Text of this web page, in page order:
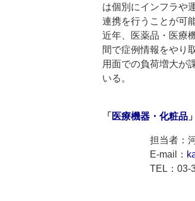
は個別にインフラや
連携を行うことが可
近年、医薬品・医療
間で症例情報をやり
用面での負荷増大が
いる。
「 医療機器・化粧品
担当者：河
E-mail：
TEL：03-